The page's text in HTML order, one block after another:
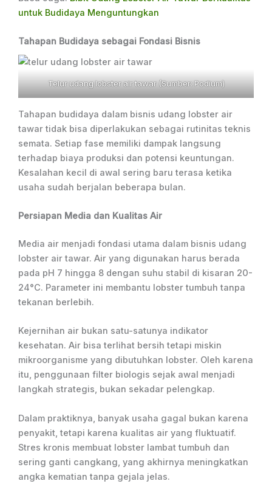
untuk Budidaya Menguntungkan
Tahapan Budidaya sebagai Fondasi Bisnis
Telur udang lobster air tawar (Sumber: Podium)
Tahapan budidaya dalam bisnis udang lobster air
tawar tidak bisa diperlakukan sebagai rutinitas teknis
semata. Setiap fase memiliki dampak langsung
terhadap biaya produksi dan potensi keuntungan.
Kesalahan kecil di awal sering baru terasa ketika
usaha sudah berjalan beberapa bulan.
Persiapan Media dan Kualitas Air
Media air menjadi fondasi utama dalam bisnis udang
lobster air tawar. Air yang digunakan harus berada
pada pH 7 hingga 8 dengan suhu stabil di kisaran 20-
24°C. Parameter ini membantu lobster tumbuh tanpa
tekanan berlebih.
Kejernihan air bukan satu-satunya indikator
kesehatan. Air bisa terlihat bersih tetapi miskin
mikroorganisme yang dibutuhkan lobster. Oleh karena
itu, penggunaan filter biologis sejak awal menjadi
langkah strategis, bukan sekadar pelengkap.
Dalam praktiknya, banyak usaha gagal bukan karena
penyakit, tetapi karena kualitas air yang fluktuatif.
Stres kronis membuat lobster lambat tumbuh dan
sering ganti cangkang, yang akhirnya meningkatkan
angka kematian tanpa gejala jelas.